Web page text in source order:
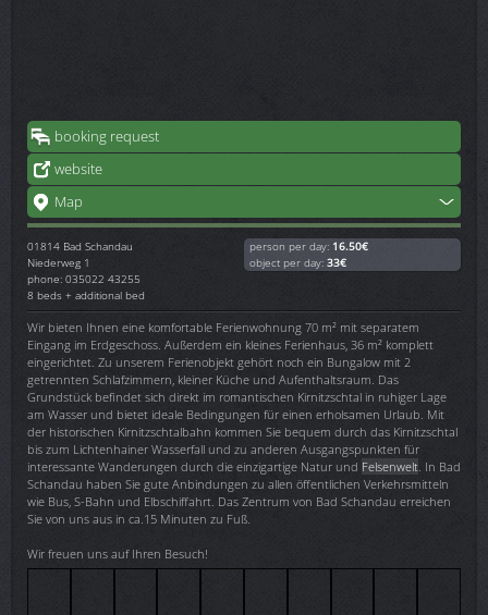
booking request
website
Map
01814 Bad Schandau
Niederweg 1
phone: 035022 43255
8 beds + additional bed
person per day: 16.50€
object per day: 33€
Wir bieten Ihnen eine komfortable Ferienwohnung 70 m² mit separatem
Eingang im Erdgeschoss. Außerdem ein kleines Ferienhaus, 36 m² komplett
eingerichtet. Zu unserem Ferienobjekt gehört noch ein Bungalow mit 2
getrennten Schlafzimmern, kleiner Küche und Aufenthaltsraum. Das
Grundstück befindet sich direkt im romantischen Kirnitzschtal in ruhiger Lage
am Wasser und bietet ideale Bedingungen für einen erholsamen Urlaub. Mit
der historischen Kirnitzschtalbahn kommen Sie bequem durch das Kirnitzschtal
bis zum Lichtenhainer Wasserfall und zu anderen Ausgangspunkten für
interessante Wanderungen durch die einzigartige Natur und Felsenwelt . In Bad
Schandau haben Sie gute Anbindungen zu allen öffentlichen Verkehrsmitteln
wie Bus, S-Bahn und Elbschiffahrt. Das Zentrum von Bad Schandau erreichen
Sie von uns aus in ca.15 Minuten zu Fuß.
Wir freuen uns auf Ihren Besuch!